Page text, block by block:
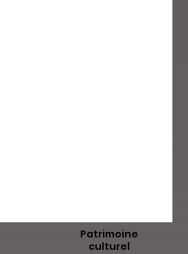
Patrimoine
culturel